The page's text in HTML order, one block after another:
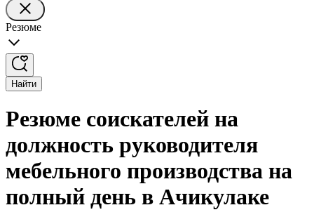
Резюме
Найти
Резюме соискателей на
должность руководителя
мебельного производства на
полный день в Ачикулаке